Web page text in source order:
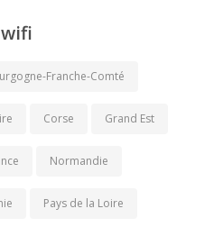
Franche-Comté
Corse Grand Est
Normandie
Pays de la Loire